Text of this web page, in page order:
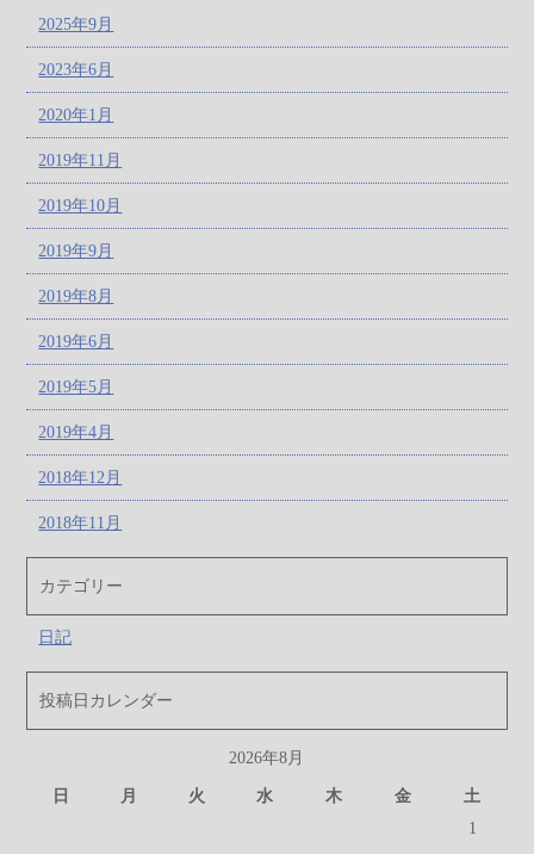
2025年9月
2023年6月
2020年1月
2019年11月
2019年10月
2019年9月
2019年8月
2019年6月
2019年5月
2019年4月
2018年12月
2018年11月
カテゴリー
日記
投稿日カレンダー
2026年8月
日 月 火 水 木 金
土
1